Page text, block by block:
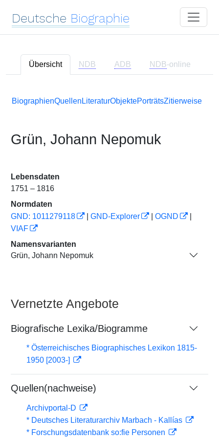
Deutsche Biographie
Übersicht NDB ADB NDB-online
BiographienQuellen LiteraturObjektePorträtsZitierweise
Grün, Johann Nepomuk
Lebensdaten
1751 – 1816
Normdaten
GND: 1011279118
GND-Explorer OGND
VIAF
Namensvarianten
Grün, Johann Nepomuk
Vernetzte Angebote
Biografische Lexika/Biogramme
* Österreichisches Biographisches Lexikon 1815-
1950 [2003-]
Quellen(nachweise)
Archivportal-D
* Deutsches Literaturarchiv Marbach - Kallías
* Forschungsdatenbank so:fie Personen